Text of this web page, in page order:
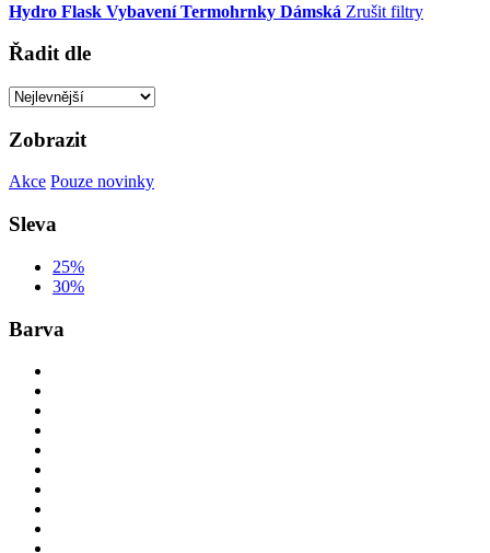
Hydro Flask Vybavení Termohrnky Dámská Zrušit filtry
Řadit dle
Zobrazit
Akce Pouze novinky
Sleva
25%
30%
Barva